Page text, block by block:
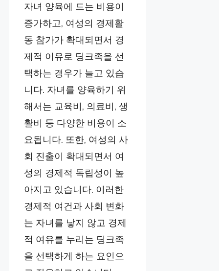
자녀 양육에 드는 비용이
증가하고, 여성의 경제활
동 참가가 확대되면서 경
제적 이유로 딩크족을 선
택하는 경우가 늘고 있습
니다. 자녀를 양육하기 위
해서는 교육비, 의료비, 생
활비 등 다양한 비용이 소
요됩니다. 또한, 여성의 사
회 진출이 확대되면서 여
성의 경제적 독립성이 높
아지고 있습니다. 이러한
경제적 여건과 사회 변화
는 자녀를 낳지 않고 경제
적 여유를 누리는 딩크족
을 선택하게 하는 요인으